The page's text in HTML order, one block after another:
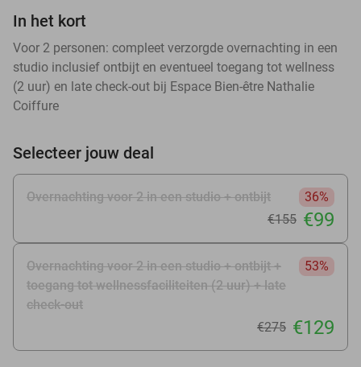
In het kort
Voor 2 personen: compleet verzorgde overnachting in een
studio inclusief ontbijt en eventueel toegang tot wellness
(2 uur) en late check-out bij Espace Bien-être Nathalie
Coiffure
Selecteer jouw deal
Overnachting voor 2 in een studio + ontbijt
36%
€155 €99
Overnachting voor 2 in een studio + ontbijt +
toegang tot wellnessfaciliteiten (2 uur) + late
check-out
53%
€275 €129